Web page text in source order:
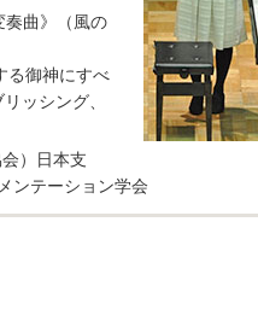
奏曲》（風の
る御神にすべ
ッシング、
）日本支
ンテーション学会